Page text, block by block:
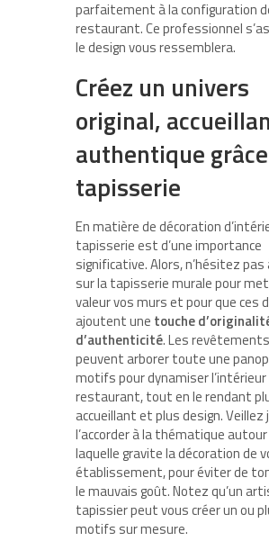
parfaitement à la configuration
restaurant. Ce professionnel
le design vous ressemblera.
Créez un univers
original,
authentique
tapisserie
En matière de décoration
tapisserie est d’une importance
significative. Alors, n’hésitez
sur la tapisserie murale pour
valeur vos murs et pour que ces
ajoutent une touche
d’authenticité. Les
peuvent arborer toute une
motifs pour dynamiser
restaurant, tout en le rendant
accueillant et plus design.
l’accorder à la thématique
laquelle gravite la décoration de
établissement, pour éviter de
le mauvais goût. Notez qu’un
tapissier peut vous créer un ou
motifs sur mesure.